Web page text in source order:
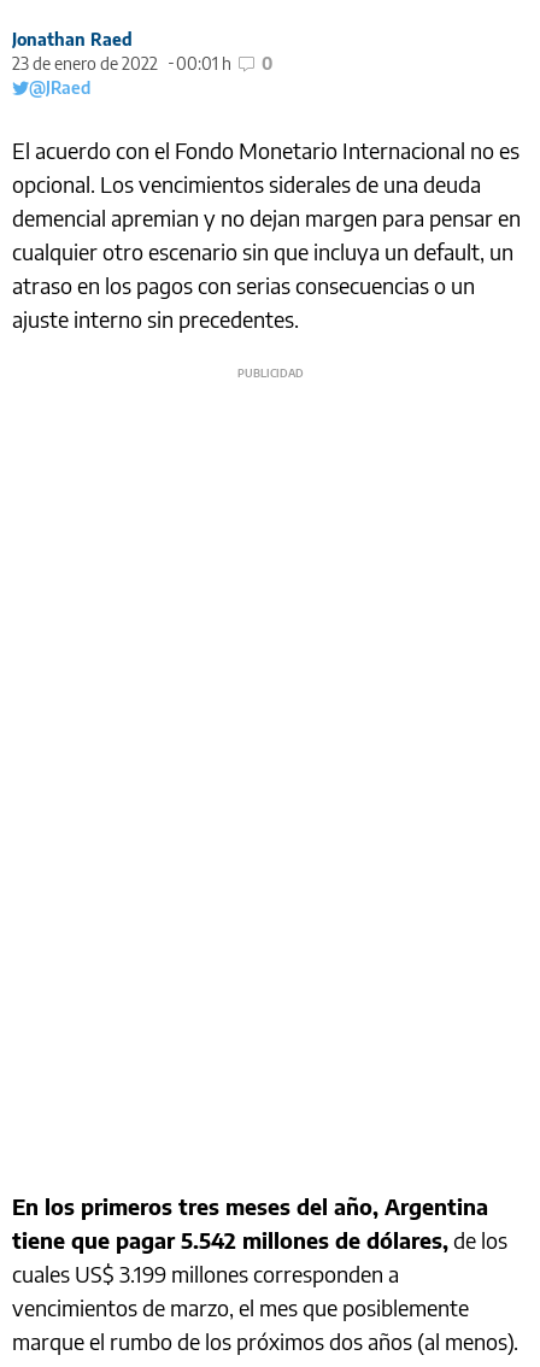
Jonathan Raed
23 de enero de 2022
00:01 h
0
@JRaed
El acuerdo con el Fondo Monetario Internacional no es
opcional. Los vencimientos siderales de una deuda
demencial apremian y no dejan margen para pensar en
cualquier otro escenario sin que incluya un default, un
atraso en los pagos con serias consecuencias o un
ajuste interno sin precedentes.
En los primeros tres meses del año, Argentina
tiene que pagar 5.542 millones de dólares,de los
cuales US$ 3.199 millones corresponden a
vencimientos de marzo, el mes que posiblemente
marque el rumbo de los próximos dos años (al menos).